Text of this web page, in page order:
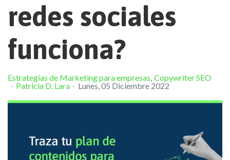
redes sociales
funciona?
Estrategias de Marketing para empresas Copywriter SEO
Patricia D. Lara
Lunes, 05 Diciembre 2022